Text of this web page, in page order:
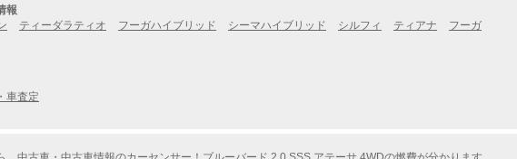
報
ティーダラティオ フーガハイブリッド シーマハイブリッド シルフィ ティアナ フーガ
車査定